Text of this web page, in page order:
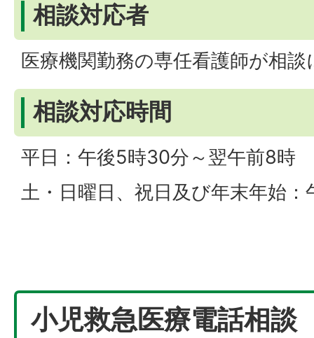
相談対応者
医療機関勤務の専任看護師が相
相談対応時間
平日：午後5時30分～翌午前8時
土・日曜日、祝日及び年末年始
小児救急医療電話相